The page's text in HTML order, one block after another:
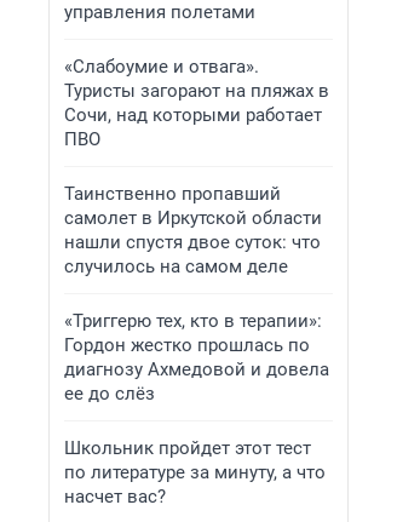
управления полетами
«Слабоумие и отвага».
Туристы загорают на пляжах в
Сочи, над которыми работает
ПВО
Таинственно пропавший
самолет в Иркутской области
нашли спустя двое суток: что
случилось на самом деле
«Триггерю тех, кто в терапии»:
Гордон жестко прошлась по
диагнозу Ахмедовой и довела
ее до слёз
Школьник пройдет этот тест
по литературе за минуту, а что
насчет вас?